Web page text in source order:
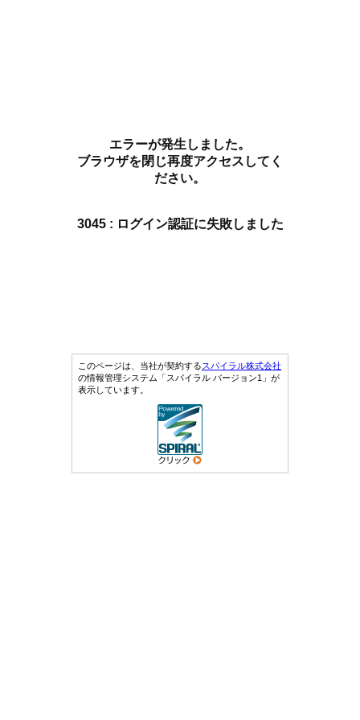
エラーが発生しました。
ブラウザを閉じ再度アクセスしてく
ださい。
3045 : ログイン認証に失敗しました
このページは、当社が契約するスパイラル株式会社
の情報管理システム「スパイラル バージョン1」が
表示しています。